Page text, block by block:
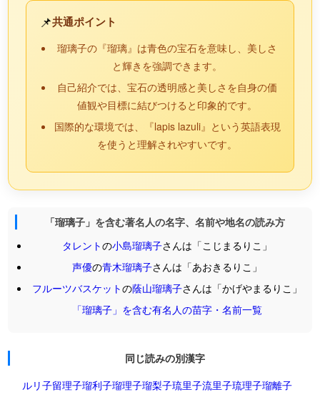
📌共通ポイント
瑠璃子の『瑠璃』は青色の宝石を意味し、美しさ
と輝きを強調できます。
自己紹介では、宝石の透明感と美しさを自身の価
値観や目標に結びつけると印象的です。
国際的な環境では、『lapis lazuli』という英語表現
を使うと理解されやすいです。
「瑠璃子」を含む著名人の名字、名前や地名の読み方
タレントの小島瑠璃子さんは「こじまるりこ」
声優の青木瑠璃子さんは「あおきるりこ」
フルーツバスケットの蔭山瑠璃子さんは「かげやまるりこ」
「瑠璃子」を含む有名人の苗字・名前一覧
同じ読みの別漢字
ルリ子留理子瑠利子瑠理子瑠梨子琉里子流里子琉理子瑠離子